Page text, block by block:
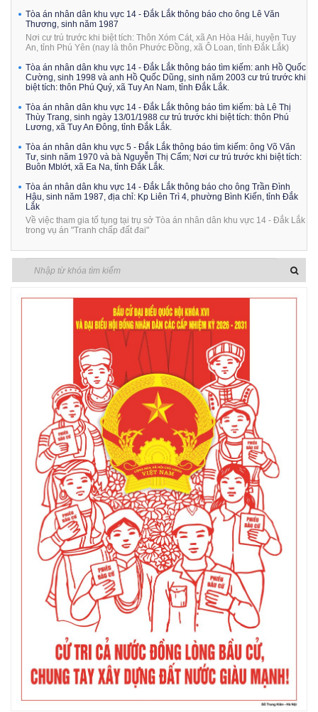
Tòa án nhân dân khu vực 14 - Đắk Lắk thông báo cho ông Lê Văn
Thương, sinh năm 1987
Nơi cư trú trước khi biệt tích: Thôn Xóm Cát, xã An Hòa Hải, huyện Tuy
An, tỉnh Phú Yên (nay là thôn Phước Đồng, xã Ô Loan, tỉnh Đắk Lắk)
Tòa án nhân dân khu vực 14 - Đắk Lắk thông báo tìm kiếm: anh Hồ Quốc
Cường, sinh 1998 và anh Hồ Quốc Dũng, sinh năm 2003 cư trú trước khi
biệt tích: thôn Phú Quý, xã Tuy An Nam, tỉnh Đắk Lắk.
Tòa án nhân dân khu vực 14 - Đắk Lắk thông báo tìm kiếm: bà Lê Thị
Thùy Trang, sinh ngày 13/01/1988 cư trú trước khi biệt tích: thôn Phú
Lương, xã Tuy An Đông, tỉnh Đắk Lắk.
Tòa án nhân dân khu vực 5 - Đắk Lắk thông báo tìm kiếm: ông Võ Văn
Tư, sinh năm 1970 và bà Nguyễn Thị Cẩm; Nơi cư trú trước khi biệt tích:
Buôn Mblớt, xã Ea Na, tỉnh Đắk Lắk.
Tòa án nhân dân khu vực 14 - Đắk Lắk thông báo cho ông Trần Đình
Hậu, sinh năm 1987, địa chỉ: Kp Liên Trì 4, phường Bình Kiến, tỉnh Đắk
Lắk
Về việc tham gia tố tụng tại trụ sở Tòa án nhân dân khu vực 14 - Đắk Lắk
trong vụ án "Tranh chấp đất đai"